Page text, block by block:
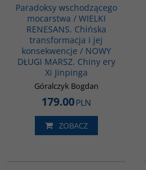
Paradoksy wschodzącego
mocarstwa / WIELKI
RENESANS. Chińska
transformacja i jej
konsekwencje / NOWY
DŁUGI MARSZ. Chiny ery
Xi Jinpinga
Góralczyk Bogdan
179.00PLN
ZOBACZ